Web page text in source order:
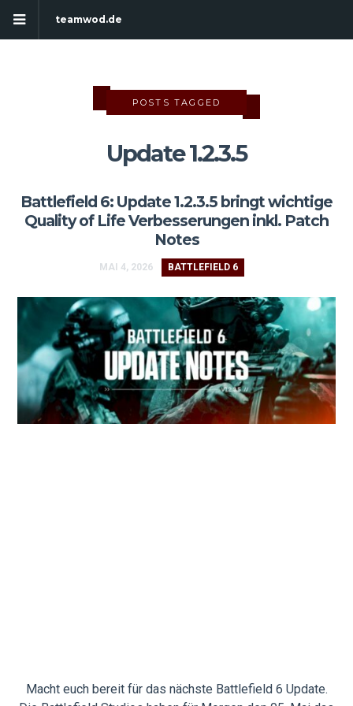
teamwod.de
POSTS TAGGED
Update 1.2.3.5
Battlefield 6: Update 1.2.3.5 bringt wichtige
Quality of Life Verbesserungen inkl. Patch
Notes
MAI 4, 2026 BATTLEFIELD 6
Macht euch bereit für das nächste Battlefield 6 Update.